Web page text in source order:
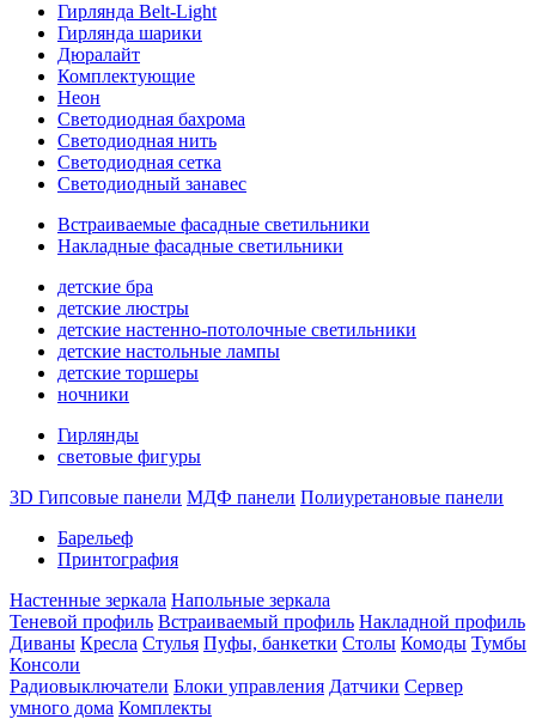
Гирлянда Belt-Light
Гирлянда шарики
Дюралайт
Комплектующие
Неон
Светодиодная бахрома
Светодиодная нить
Светодиодная сетка
Светодиодный занавес
Встраиваемые фасадные светильники
Накладные фасадные светильники
детские бра
детские люстры
детские настенно-потолочные светильники
детские настольные лампы
детские торшеры
ночники
Гирлянды
световые фигуры
3D Гипсовые панели МДФ панели Полиуретановые панели
Барельеф
Принтография
Настенные зеркала Напольные зеркала
Теневой профиль Встраиваемый профиль Накладной профиль
Диваны Кресла Стулья Пуфы, банкетки Столы Комоды Тумбы
Консоли
Радиовыключатели Блоки управления Датчики Сервер
умного дома Комплекты